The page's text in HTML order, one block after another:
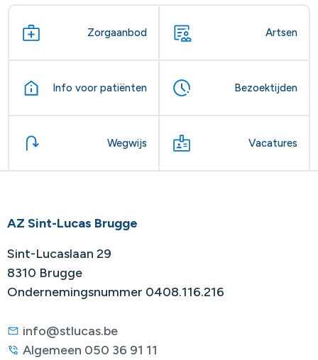
Zorgaanbod Artsen
Info voor patiënten Bezoektijden
Wegwijs Vacatures
AZ Sint-Lucas Brugge
Sint-Lucaslaan 29
8310 Brugge
Ondernemingsnummer 0408.116.216
info@stlucas.be
Algemeen 050 36 91 11